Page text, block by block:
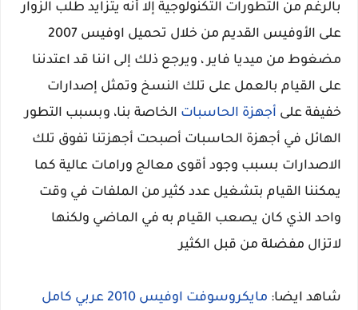
بالرغم من التطورات التكنولوجية إلا أنه يتزايد طلب الزوار
على الأوفيس القديم من خلال تحميل اوفيس 2007
مضغوط من ميديا فاير، ويرجع ذلك إلى اننا قد اعتدننا
على القيام بالعمل على تلك النسخ وتمثل إصدارات
خفيفة على أجهزة الحاسبات الخاصة بنا، وبسبب التطور
الهائل في أجهزة الحاسبات أصبحت أجهزتنا تفوق تلك
الاصدارات بسبب وجود أقوى معالج ورامات عالية كما
يمكننا القيام بتشغيل عدد كثير من الملفات في وقت
واحد الذي كان يصعب القيام به في الماضي ولكنها
لاتزال مفضلة من قبل الكثير
شاهد ايضا: مايكروسوفت اوفيس 2010 عربي كامل